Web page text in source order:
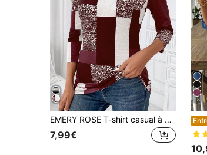
EMERY ROSE T-shirt casual à manches 3/4 et col rond avec imprimé à carreaux pour femmes, pour l'été
7,99€
18